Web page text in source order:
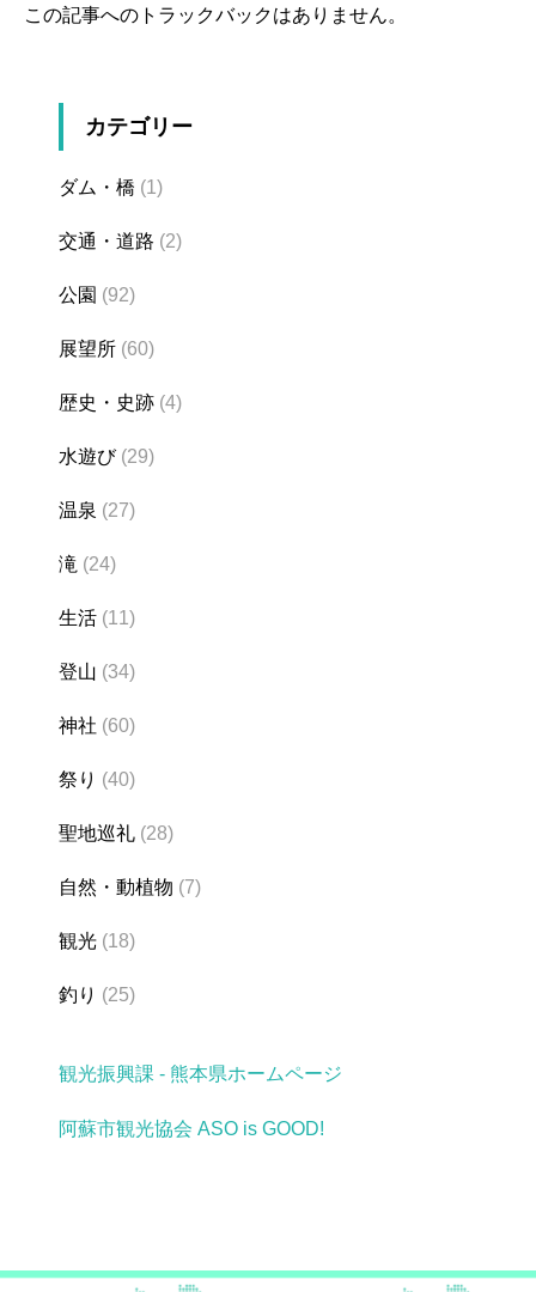
この記事へのトラックバックはありません。
カテゴリー
ダム・橋 (1)
交通・道路 (2)
公園 (92)
展望所 (60)
歴史・史跡 (4)
水遊び(29)
温泉 (27)
滝 (24)
生活 (11)
登山 (34)
神社 (60)
祭り (40)
聖地巡礼 (28)
自然・動植物 (7)
観光 (18)
釣り (25)
観光振興課 - 熊本県ホームページ
阿蘇市観光協会 ASO is GOOD!